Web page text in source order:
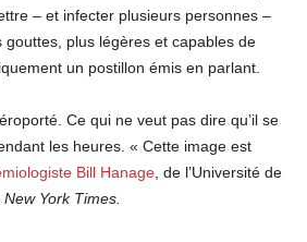
– et infecter plusieurs personnes –
plus légères et capables de
un postillon émis en parlant.
Ce qui ne veut pas dire qu’il se
les heures. « Cette image est
Bill Hanage, de l’Université de
New York Times.